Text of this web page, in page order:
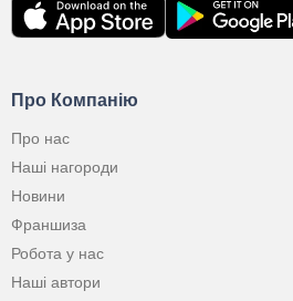
Про Компанію
Про нас
Наші нагороди
Новини
Франшиза
Робота у нас
Наші автори